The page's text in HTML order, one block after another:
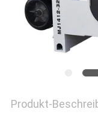
Produkt-